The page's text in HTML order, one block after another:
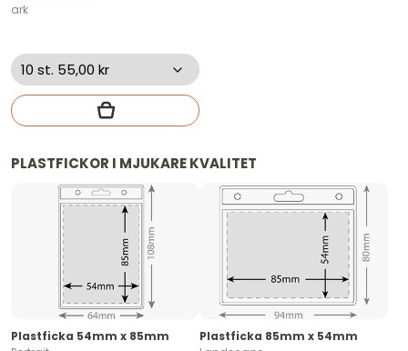
ark
PLASTFICKOR I MJUKARE KVALITET
Plastficka 54mm x 85mm
Plastficka 85mm x 54mm